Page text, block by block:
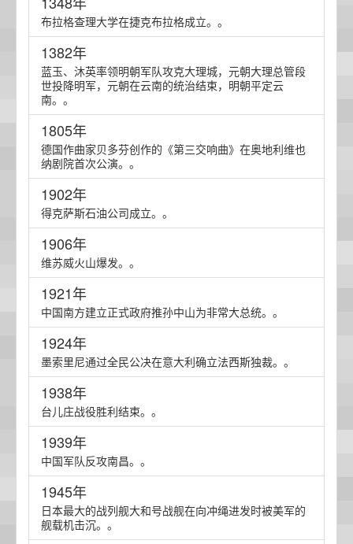
布拉格查理大学在捷克布拉格成立。。
1382年
蓝玉、沐英率领明朝军队攻克大理城，元朝大理总管段
世投降明军，元朝在云南的统治结束，明朝平定云
南。。
1805年
德国作曲家贝多芬创作的《第三交响曲》在奥地利维也
纳剧院首次公演。。
1902年
得克萨斯石油公司成立。。
1906年
维苏威火山爆发。。
1921年
中国南方建立正式政府推孙中山为非常大总统。。
1924年
墨索里尼通过全民公决在意大利确立法西斯独裁。。
1938年
台儿庄战役胜利结束。。
1939年
中国军队反攻南昌。。
1945年
日本最大的战列舰大和号战舰在向冲绳进发时被美军的
舰载机击沉。。